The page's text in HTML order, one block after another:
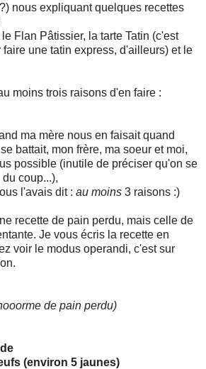
nous expliquant quelques recettes
le Flan Pâtissier, la tarte Tatin (c'est
une tatin express, d'ailleurs) et le
moins trois raisons d'en faire :
ma mère nous en faisait quand
battait, mon frère, ma soeur et moi,
possible (inutile de préciser qu'on se
coup...),
l'avais dit : au moins 3 raisons :)
recette de pain perdu, mais celle de
Je vous écris la recette en
voir le modus operandi, c'est sur
de pain perdu)
(environ 5 jaunes)